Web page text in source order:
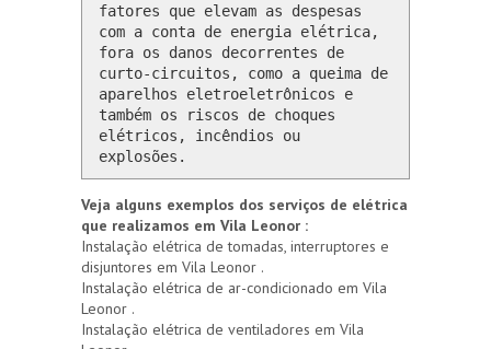
fatores que elevam as despesas
com a conta de energia elétrica,
fora os danos decorrentes de
curto-circuitos, como a queima de
aparelhos eletroeletrônicos e
também os riscos de choques
elétricos, incêndios ou
explosões.
Veja alguns exemplos dos serviços de elétrica
que realizamos em Vila Leonor :
Instalação elétrica de tomadas, interruptores e
disjuntores em Vila Leonor .
Instalação elétrica de ar-condicionado em Vila
Leonor .
Instalação elétrica de ventiladores em Vila